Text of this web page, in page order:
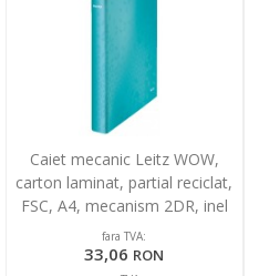
Caiet mecanic Leitz WOW,
carton laminat, partial reciclat,
FSC, A4, mecanism 2DR, inel
25 mm, turcoa
fara TVA:
33,06 RON